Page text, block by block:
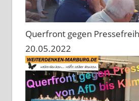
Querfront gegen
20.05.2022